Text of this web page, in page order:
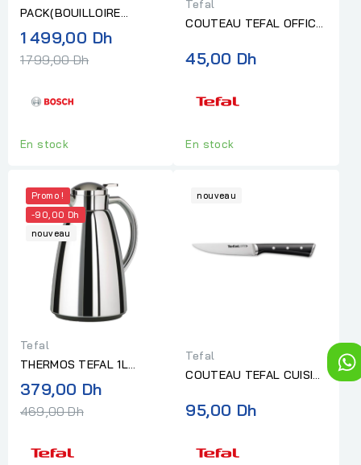
PACK(BOUILLOIRE
BOSCH MYMOMENT 1.7L
NOIR+TOASTER BOSCH
COMPACT...
1 499,00 DhPrix
1 799,00 Dh
En stock
Tefal
COUTEAU TEFAL OFFICE
COMFORT
45,00 Dh
En stock
Promo !
-90,00 Dh
nouveau
Tefal
THERMOS TEFAL 1L
ANTHR CHROME
379,00 DhPrix
469,00 Dh
nouveau
Tefal
COUTEAU TEFAL CUISINE
95,00 Dh